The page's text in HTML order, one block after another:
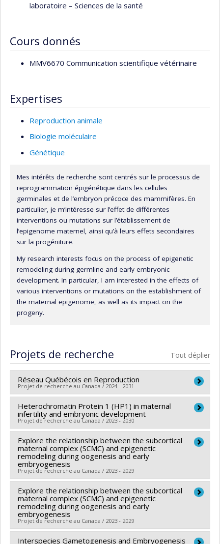
Parental and genetic effects on transcriptional
laboratoire – Sciences de la santé
Cours donnés
MMV6670 Communication scientifique vétérinaire
Expertises
Reproduction animale
Biologie moléculaire
Génétique
Mes intérêts de recherche sont centrés sur le processus de
reprogrammation épigénétique dans les cellules
germinales et de l’embryon précoce des mammifères. En
particulier, je m’intéresse sur l’effet de différentes
interventions ou mutations sur l’établissement de
l’epigenome maternel, ainsi qu’à leurs effets secondaires
sur la progéniture.
My research interests focus on the process of epigenetic
remodeling during germline and early embryonic
development. In particular, I am interested in the effects of
various interventions or mutations on the establishment of
the maternal epigenome, as well as its impact on the
progeny.
Projets de recherche Tout déplier
Réseau Québécois en Reproduction
Projet de recherche au Canada / 2024 - 2031
Chercheur principal : Christopher A. Price,Derek
Boerboom,Jocelyn Dubuc
Co-chercheurs : Lawrence C. Smith,Bruce D. Murphy,
Jacques Drouin,André Tremblay,Jean-Claude Labbé,
Julie Lavoie,Sébastien Buczinski,Simon Dufour
Fitzharris,Alexandre Boyer, Kalidou Ndiaye
McGraw,Mouhamadou Diaw,Gustavo Zamberlam,
Marianne Villettaz Robichaud,Sophie Petropoulos
Julie Hussin ,Juan Carlos Arango Sabogal
Brind'Amour,Guillaume St-Jean,Pablo Valdes Donoso
,Sarah Kimmins,Paul François,Anthony Estienne,
Isabella Nicola,Bernhard Payer, Nicolas Gévry,
Heterochromatin Protein 1 (HP1) in maternal
infertility and embryonic development
Projet de recherche au Canada / 2023 - 2030
Chercheur principal : Julie Brind'Amour
Co-chercheurs : Greg Fitzharris
Sources de financement :
en santé du Canada
Programmes de subvention :PVXXXXXX-(PJT)
Subvention Projet
Explore the relationship between the subcortical
maternal complex (SCMC) and epigenetic
remodeling during oogenesis and early
embryogenesis
Projet de recherche au Canada / 2023 - 2029
Chercheur principal : Julie Brind'Amour
Sources de financement :CRSNG/Conseil de
recherches en sciences naturelles et génie du Canada
(CRSNG)
Programmes de subvention : PVXXXXXX-(DGECR)
Explore the relationship between the subcortical
maternal complex (SCMC) and epigenetic
remodeling during oogenesis and early
embryogenesis
Projet de recherche au Canada / 2023 - 2029
Chercheur principal : Julie Brind'Amour
Interspecies Gametogenesis and Embryogenesis